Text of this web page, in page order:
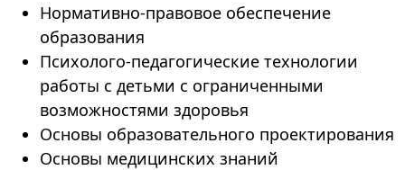
Нормативно-правовое обеспечение
образования
Психолого-педагогические технологии
работы с детьми с ограниченными
возможностями здоровья
Основы образовательного проектирования
Основы медицинских знаний